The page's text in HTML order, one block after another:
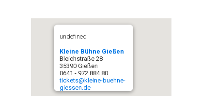
undefined
Kleine Bühne Gießen
Bleichstraße 28
35390 Gießen
0641 - 972 884 80
tickets@kleine-buehne-
giessen.de